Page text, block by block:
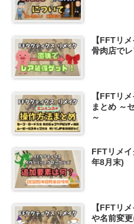
【FFTリ
骨肉店で
【FFTリ
まとめ ～
～
FFTリメ
年8月末)
【FFTリ
や名前変